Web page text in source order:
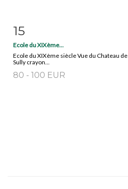
15
Ecole du XIXème...
Ecole du XIXème siècle Vue du Chateau de
Sully crayon...
80 - 100 EUR